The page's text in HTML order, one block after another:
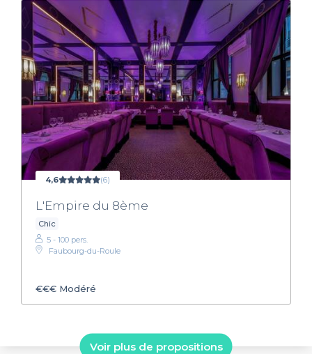
4,6 (6)
L'Empire du 8ème
Chic
5 - 100 pers.
Faubourg-du-Roule
€€€ Modéré
Voir plus de propositions